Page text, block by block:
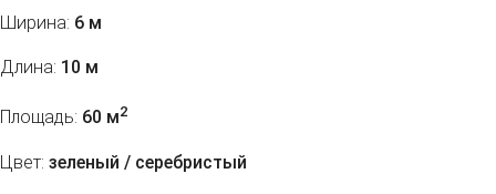
Ширина: 6 м
Длина: 10 м
Площадь: 60 м2
Цвет: зеленый / серебристый